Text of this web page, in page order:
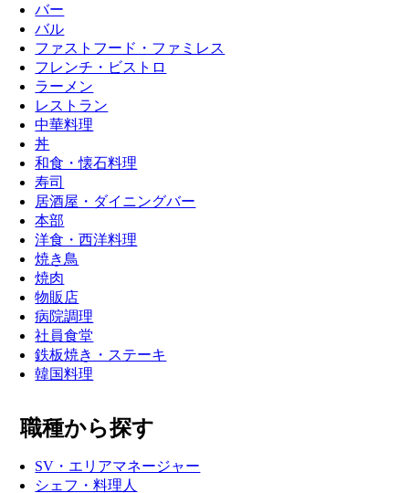
バー
バル
ファストフード・ファミレス
フレンチ・ビストロ
ラーメン
レストラン
中華料理
丼
和食・懐石料理
寿司
居酒屋・ダイニングバー
本部
洋食・西洋料理
焼き鳥
焼肉
物販店
病院調理
社員食堂
鉄板焼き・ステーキ
韓国料理
職種から探す
SV・エリアマネージャー
シェフ・料理人